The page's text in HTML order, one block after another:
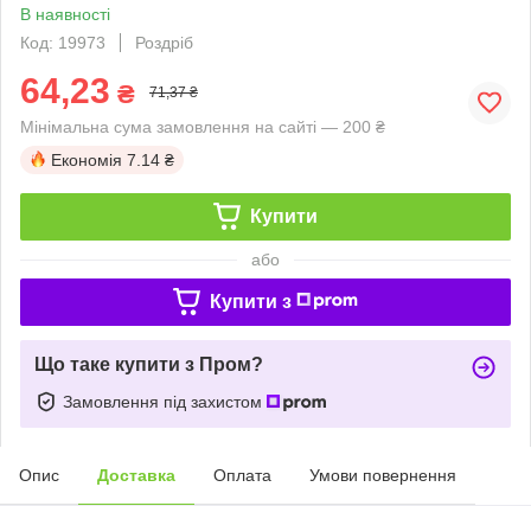
В наявності
Код: 19973
Роздріб
64,23 ₴ 71,37 ₴
Мінімальна сума замовлення на сайті — 200 ₴
Економія 7.14 ₴
Купити
або
Купити з
Що таке купити з Пром?
Замовлення під захистом
Опис Доставка Оплата Умови повернення